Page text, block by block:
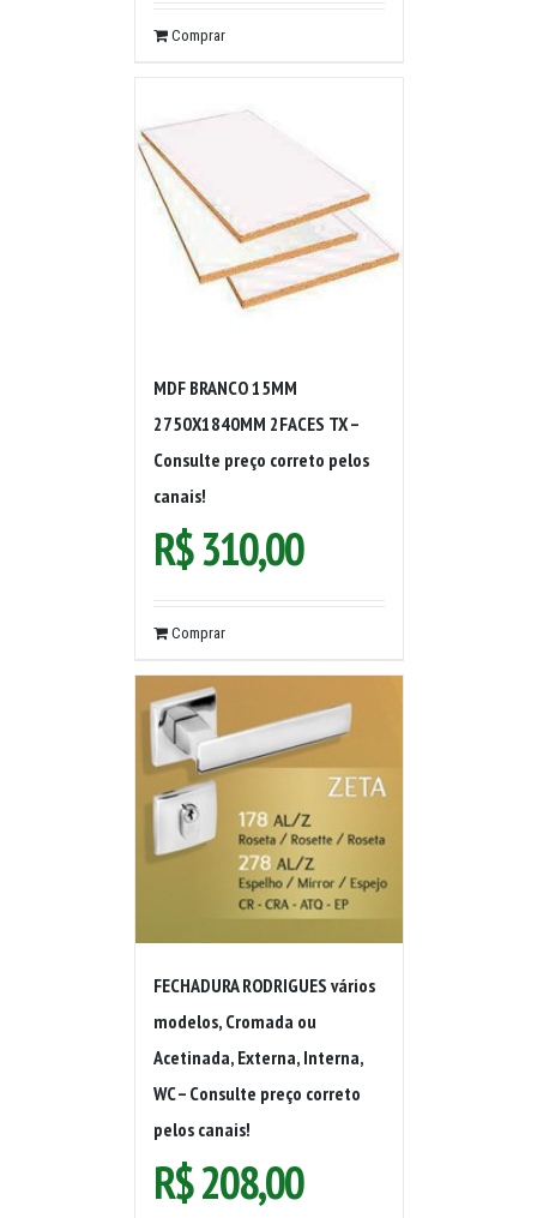
Comprar
MDF BRANCO 15MM
2750X1840MM 2FACES TX –
Consulte preço correto pelos
canais!
R$310,00
Comprar
FECHADURA RODRIGUES vários
modelos, Cromada ou
Acetinada, Externa, Interna,
WC – Consulte preço correto
pelos canais!
R$208,00